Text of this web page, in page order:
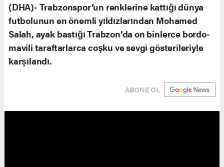
(DHA)- Trabzonspor’un renklerine kattığı dünya
futbolunun en önemli yıldızlarından Mohamed
Salah, ayak bastığı Trabzon’da on binlerce bordo-
mavili taraftarlarca coşku ve sevgi gösterileriyle
karşılandı.
ABONE OL